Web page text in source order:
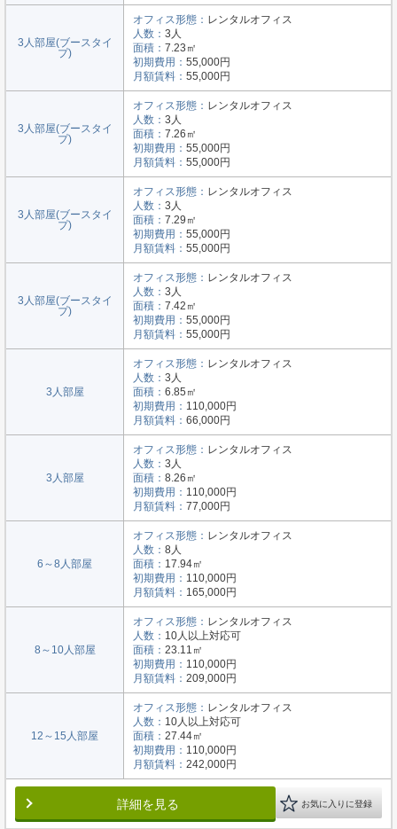
3人部屋(ブースタイ
プ)
オフィス形態： レンタルオフィス
人数： 3人
面積： 7.23㎡
初期費用： 55,000円
月額賃料： 55,000円
3人部屋(ブースタイ
プ)
オフィス形態： レンタルオフィス
人数： 3人
面積： 7.26㎡
初期費用： 55,000円
月額賃料： 55,000円
3人部屋(ブースタイ
プ)
オフィス形態： レンタルオフィス
人数： 3人
面積： 7.29㎡
初期費用： 55,000円
月額賃料： 55,000円
3人部屋(ブースタイ
プ)
オフィス形態： レンタルオフィス
人数： 3人
面積： 7.42㎡
初期費用： 55,000円
月額賃料： 55,000円
3人部屋
オフィス形態： レンタルオフィス
人数： 3人
面積： 6.85㎡
初期費用： 110,000円
月額賃料： 66,000円
3人部屋
オフィス形態： レンタルオフィス
人数： 3人
面積： 8.26㎡
初期費用： 110,000円
月額賃料： 77,000円
6～8人部屋
オフィス形態： レンタルオフィス
人数： 8人
面積： 17.94㎡
初期費用： 110,000円
月額賃料： 165,000円
8～10人部屋
オフィス形態： レンタルオフィス
人数： 10人以上対応可
面積： 23.11㎡
初期費用： 110,000円
月額賃料： 209,000円
12～15人部屋
オフィス形態： レンタルオフィス
人数： 10人以上対応可
面積： 27.44㎡
初期費用： 110,000円
月額賃料： 242,000円
詳細を見る お気に入りに登録